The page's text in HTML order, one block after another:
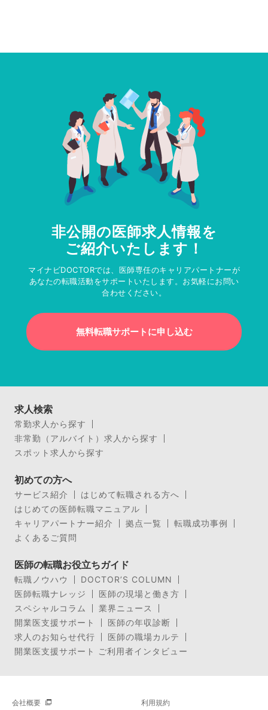
非公開の医師求人情報を
ご紹介いたします！
マイナビDOCTORでは、医師専任のキャリアパートナーが
あなたの転職活動をサポートいたします。お気軽にお問い
合わせください。
無料転職サポートに申し込む
求人検索
常勤求人から探す
非常勤（アルバイト）求人から探す
スポット求人から探す
初めての方へ
サービス紹介
はじめて転職される方へ
はじめての医師転職マニュアル
キャリアパートナー紹介
拠点一覧
転職成功事例
よくあるご質問
医師の転職お役立ちガイド
転職ノウハウ
DOCTOR’S COLUMN
医師転職ナレッジ
医師の現場と働き方
スペシャルコラム
業界ニュース
開業医支援サポート
医師の年収診断
求人のお知らせ代行
医師の職場カルテ
開業医支援サポート ご利用者インタビュー
会社概要 利用規約